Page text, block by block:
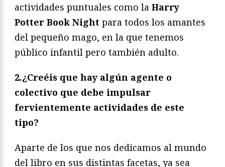
actividades puntuales como la Harry
Potter Book Night para todos los amantes
del pequeño mago, en la que tenemos
público infantil pero también adulto.
2.¿Creéis que hay algún agente o
colectivo que debe impulsar
fervientemente actividades de este
tipo?
Aparte de los que nos dedicamos al mundo
del libro en sus distintas facetas, ya sea